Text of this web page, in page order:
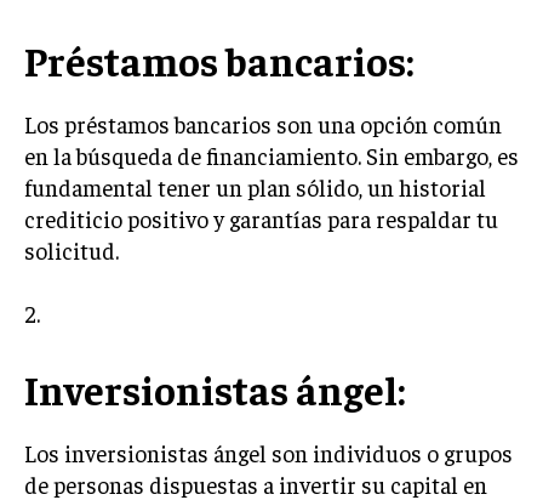
LIDERAZGO
HABILIDADES DIRECTIVAS
EMPRENDIMIENTO
PLANIFICACIÓN EMPRESARIAL
INVERSIONES Y MERCADOS FINANCIEROS
CONTABILIDAD EMPRESARIAL
ECONOMÍA EMPRESARIAL
Préstamos bancarios:
Los préstamos bancarios son una opción común
en la búsqueda de financiamiento. Sin embargo, es
fundamental tener un plan sólido, un historial
crediticio positivo y garantías para respaldar tu
solicitud.
2.
Inversionistas ángel:
Los inversionistas ángel son individuos o grupos
de personas dispuestas a invertir su capital en